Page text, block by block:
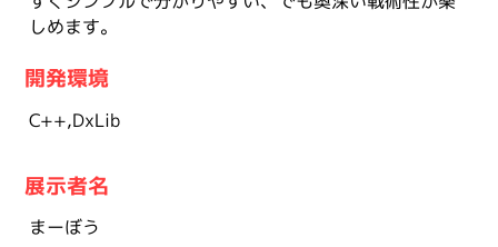
しめます。
開発環境
C++,DxLib
展示者名
まーぼう